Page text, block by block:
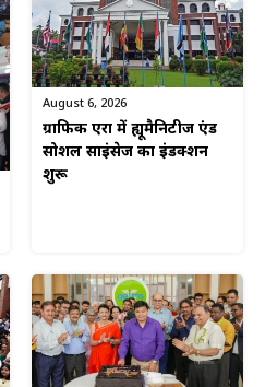
August 6, 2026
ग्राफिक एरा में ह्यूमैनिटीज एंड
सोशल साइंसेज का इंडक्शन
शुरू